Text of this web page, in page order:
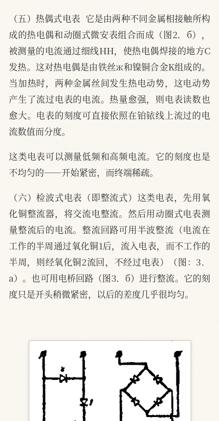
（五）热偶式电表  它是由两种不同金属相接触所构
成的热电偶和动圈式微安表组合而成（图2．б），
被测量的电流通过细线HH，使热电偶焊接的地方C
发热。这对热电偶是由铁丝ж和镍铜合金K组成的。
当加热时，两种金属丝间发生热电动势，这电动势
产生了流过电表的电流。热量愈强，则电表读数也
愈大。电表的刻度可直接依照在铂铱线上流过的电
流数值而分度。
这类电表可以测量低频和高频电流。它的刻度也是
不均匀的——开始紧密，而终端稀疏。
（六）检波式电表（即整流式）这类电表，先用氧
化铜整流器，将交流电整流。然后用动圈式电表测
量整流后的电流。整流回路可用半波整流（电流在
工作的半周通过氧化铜1后，流入电表，而不工作的
半周，则经氧化铜2流回，不经过电表）（图：3．
a）。也可用电桥回路（图3．б）进行整流。它的刻
度只是开头稍微紧密，以后的差度几乎很均匀。